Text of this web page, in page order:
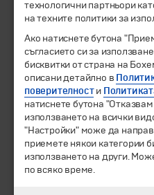
© 1994-2026 Бохемия
Екскурзии и
Направления
Календар
Всички програми
Промоции
Горещи оферти
технологични партньори
на техните политики за
Ако натиснете бутона
съгласието си за
бисквитки от страна на
описани детайлно в
поверителности
натиснете бутона
използването на всички
"Настройки" може да
приемете някои категории
използването на други.
по всяко време.